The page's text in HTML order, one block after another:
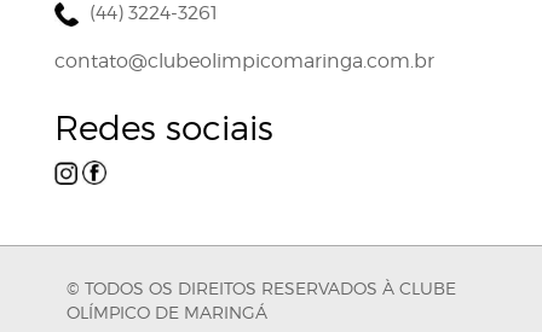
(44) 3224-3261
contato@clubeolimpicomaringa.com.br
Redes sociais
© TODOS OS DIREITOS RESERVADOS À CLUBE
OLÍMPICO DE MARINGÁ